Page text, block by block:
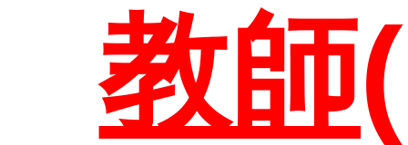
教師